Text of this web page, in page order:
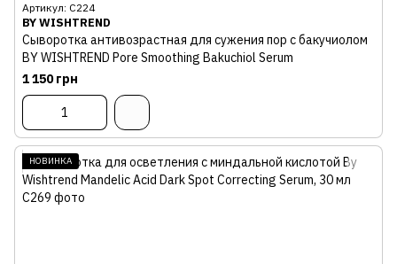
Артикул: С224
BY WISHTREND
Сыворотка антивозрастная для сужения пор с бакучиолом
BY WISHTREND Pore Smoothing Bakuchiol Serum
1 150 грн
НОВИНКА